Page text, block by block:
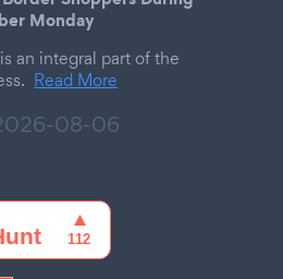
Monday
an integral part of the
Read More
08-06